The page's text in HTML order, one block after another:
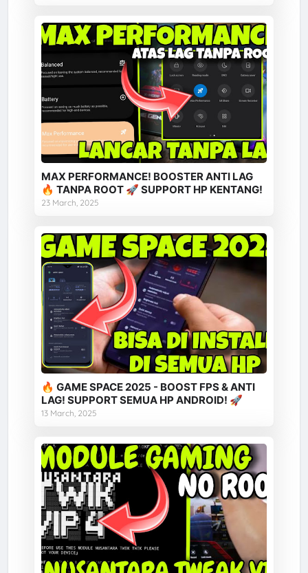
MAX PERFORMANCE! BOOSTER ANTI LAG
🔥 TANPA ROOT 🚀 SUPPORT HP KENTANG!
23 March, 2025
🔥 GAME SPACE 2025 - BOOST FPS & ANTI
LAG! SUPPORT SEMUA HP ANDROID! 🚀
13 March, 2025